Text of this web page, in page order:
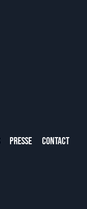
Presse
Contact